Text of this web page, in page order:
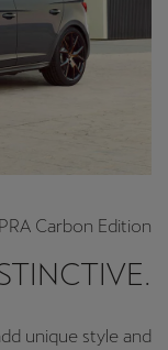
Carbon Edition
unique style and